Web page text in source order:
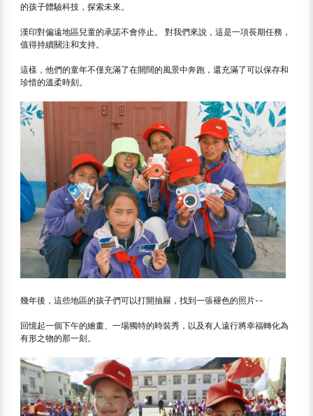
的孩子體驗科技，探索未來。
漢印對偏遠地區兒童的承諾不會停止。 對我們來說，這是一項長期任務，
值得持續關注和支持。
這樣，他們的童年不僅充滿了在開闊的風景中奔跑，還充滿了可以保存和
珍惜的溫柔時刻。
幾年後，這些地區的孩子們可以打開抽屜，找到一張褪色的照片--
回憶起一個下午的繪畫、一場獨特的時裝秀，以及有人遠行將幸福轉化為
有形之物的那一刻。